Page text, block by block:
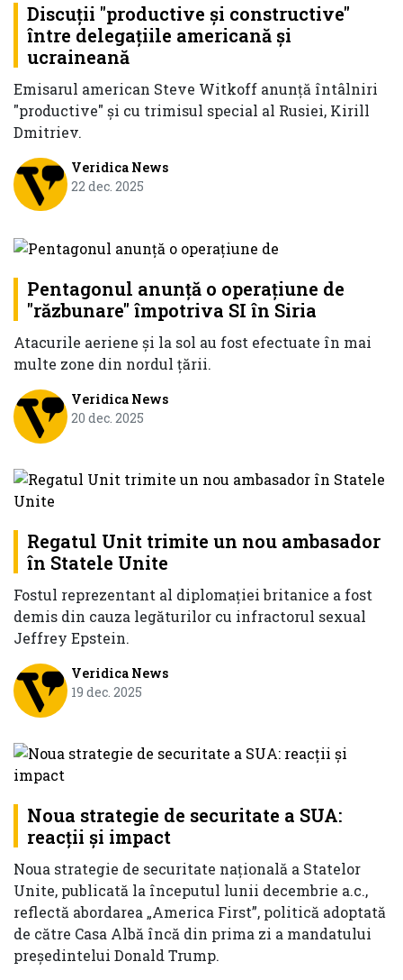
Discuții "productive și constructive"
între delegațiile americană și
ucraineană
Emisarul american Steve Witkoff anunţă întâlniri
"productive" şi cu trimisul special al Rusiei, Kirill
Dmitriev.
Veridica News
22 dec. 2025
Pentagonul anunță o operațiune de
"răzbunare" împotriva SI în Siria
Atacurile aeriene şi la sol au fost efectuate în mai
multe zone din nordul ţării.
Veridica News
20 dec. 2025
Regatul Unit trimite un nou ambasador
în Statele Unite
Fostul reprezentant al diplomației britanice a fost
demis din cauza legăturilor cu infractorul sexual
Jeffrey Epstein.
Veridica News
19 dec. 2025
Noua strategie de securitate a SUA:
reacții și impact
Noua strategie de securitate națională a Statelor
Unite, publicată la începutul lunii decembrie a.c.,
reflectă abordarea „America First”, politică adoptată
de către Casa Albă încă din prima zi a mandatului
președintelui Donald Trump.